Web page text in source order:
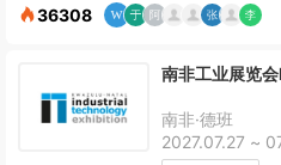
36308
南非工业展览
南非·德班
2027.07.27 ~